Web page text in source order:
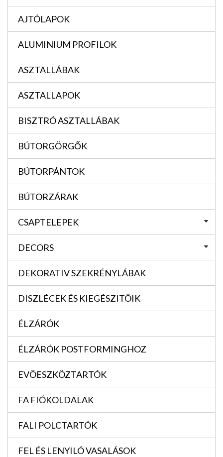
AJTÓLAPOK
ALUMINIUM PROFILOK
ASZTALLÁBAK
ASZTALLAPOK
BISZTRÓ ASZTALLÁBAK
BÚTORGÖRGŐK
BÚTORPÁNTOK
BÚTORZÁRAK
CSAPTELEPEK
DECORS
DEKORATIV SZEKRÉNYLÁBAK
DISZLÉCEK ÉS KIEGÉSZITÖIK
ÉLZÁRÓK
ÉLZÁRÓK POSTFORMINGHOZ
EVÖESZKÖZTARTÓK
FA FIÓKOLDALAK
FALI POLCTARTÓK
FEL ÉS LENYILÓ VASALÁSOK